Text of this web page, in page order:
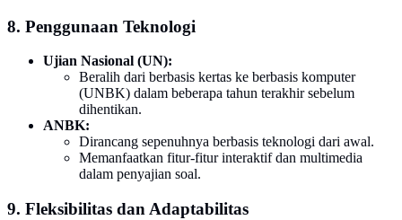
8. Penggunaan Teknologi
Ujian Nasional (UN):
Beralih dari berbasis kertas ke berbasis komputer
(UNBK) dalam beberapa tahun terakhir sebelum
dihentikan.
ANBK:
Dirancang sepenuhnya berbasis teknologi dari awal.
Memanfaatkan fitur-fitur interaktif dan multimedia
dalam penyajian soal.
9. Fleksibilitas dan Adaptabilitas